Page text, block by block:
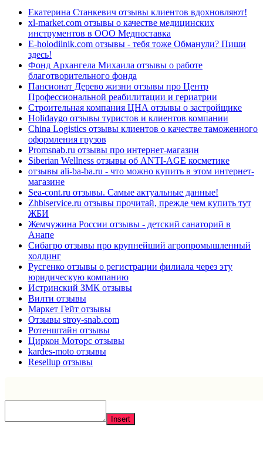
Екатерина Станкевич отзывы клиентов вдохновляют!
xl-market.com отзывы о качестве медицинских
инструментов в ООО Медпоставка
E-holodilnik.com отзывы - тебя тоже Обманули? Пиши
здесь!
Фонд Архангела Михаила отзывы о работе
благотворительного фонда
Пансионат Дерево жизни отзывы про Центр
Профессиональной реабилитации и гериатрии
Строительная компания ЦНА отзывы о застройщике
Holidaygo отзывы туристов и клиентов компании
China Logistics отзывы клиентов о качестве таможенного
оформления грузов
Promsnab.ru отзывы про интернет-магазин
Siberian Wellness отзывы об ANTI-AGE косметике
отзывы ali-ba-ba.ru - что можно купить в этом интернет-
магазине
Sea-cont.ru отзывы. Самые актуальные данные!
Zhbiservice.ru отзывы прочитай, прежде чем купить тут
ЖБИ
Жемчужина России отзывы - детский санаторий в
Анапе
Сибагро отзывы про крупнейший агропромышленный
холдинг
Русгенко отзывы о регистрации филиала через эту
юридическую компанию
Истринский ЗМК отзывы
Вилти отзывы
Маркет Гейт отзывы
Отзывы stroy-snab.com
Ротенштайн отзывы
Циркон Моторс отзывы
kardes-moto отзывы
Resellup отзывы
Insert